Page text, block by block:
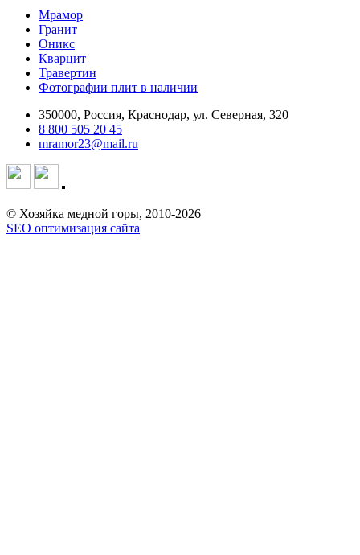
Мрамор
Гранит
Оникс
Кварцит
Травертин
Фотографии плит в наличии
350000, Россия, Краснодар, ул. Северная, 320
8 800 505 20 45
mramor23@mail.ru
© Хозяйка медной горы, 2010-2026
SEO оптимизация сайта